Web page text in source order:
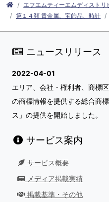
エフエムティーエムディスト
第１４類 貴金属、宝飾品、時計
ニュースリリース
2022-04-01
エリア、会社・権利者、商標
の商標情報を提供する総合商
ス」の提供を開始しました。
サービス案内
サービス概要
メディア掲載実績
掲載基準・その他